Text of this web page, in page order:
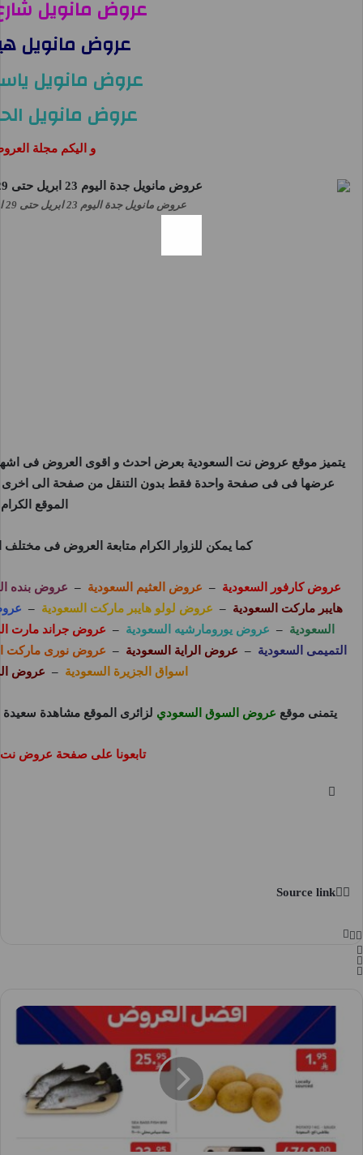
عروض مانويل
عروض مانويل
عروض مانويل
عروض مانويل
و اليكم مجلة
عروض مانويل جدة اليوم 23 ابريل حتى 29 ابريل 2025 صفقات الاسبوع
يتميز موقع عروض نت السعودية بعرض احدث و اقوى العروض فى اشهر
عرضها فى فى صفحة واحدة فقط بدون التنقل من صفحة الى اخرى
الموقع الكرام
كما يمكن للزوار الكرام متابعة العروض فى
عروض كارفور السعودية – عروض العثيم السعودية – عروض بنده
هايبر ماركت السعودية – عروض لولو هايبر ماركت السعودية –
السعودية
– عروض يورومارشيه السعودية – عروض جراند مارت
التميمى السعودية – عروض الراية السعودية – عروض نورى ماركت
اسواق الجزيرة السعودية – عروض
يتمنى موقع عروض السوق السعودي لزائرى الموقع مشاهدة
تابعونا على صفحة عروض
Source link